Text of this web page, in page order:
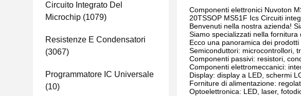
Circuito Integrato Del
Microchip (1079)
Resistenze E Condensatori
(3067)
Programmatore IC Universale
(10)
Componenti elettronici Nuvoton
20TSSOP MS51F Ics Circuiti
Benvenuti nella nostra azienda!
Siamo specializzati nella
Ecco una panoramica dei
Semiconduttori: microcontrollori,
Componenti passivi: resistori,
Componenti elettromeccanici:
Display: display a LED, schermi
Forniture di alimentazione:
Optoelettronica: LED, laser,